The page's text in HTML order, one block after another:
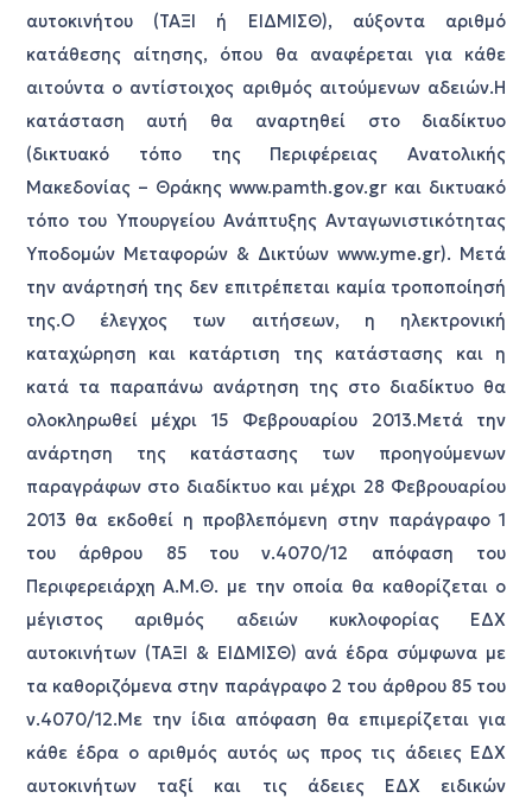
αυτοκινήτου (ΤΑΞΙ ή ΕΙΔΜΙΣΘ), αύξοντα αριθμό
κατάθεσης αίτησης, όπου θα αναφέρεται για κάθε
αιτούντα ο αντίστοιχος αριθμός αιτούμενων αδειών.Η
κατάσταση αυτή θα αναρτηθεί στο διαδίκτυο
(δικτυακό τόπο της Περιφέρειας Ανατολικής
Μακεδονίας – Θράκης www.pamth.gov.gr και δικτυακό
τόπο του Υπουργείου Ανάπτυξης Ανταγωνιστικότητας
Υποδομών Μεταφορών & Δικτύων www.yme.gr). Μετά
την ανάρτησή της δεν επιτρέπεται καμία τροποποίησή
της.Ο έλεγχος των αιτήσεων, η ηλεκτρονική
καταχώρηση και κατάρτιση της κατάστασης και η
κατά τα παραπάνω ανάρτηση της στο διαδίκτυο θα
ολοκληρωθεί μέχρι 15 Φεβρουαρίου 2013.Μετά την
ανάρτηση της κατάστασης των προηγούμενων
παραγράφων στο διαδίκτυο και μέχρι 28 Φεβρουαρίου
2013 θα εκδοθεί η προβλεπόμενη στην παράγραφο 1
του άρθρου 85 του ν.4070/12 απόφαση του
Περιφερειάρχη Α.Μ.Θ. με την οποία θα καθορίζεται ο
μέγιστος αριθμός αδειών κυκλοφορίας ΕΔΧ
αυτοκινήτων (ΤΑΞΙ & ΕΙΔΜΙΣΘ) ανά έδρα σύμφωνα με
τα καθοριζόμενα στην παράγραφο 2 του άρθρου 85 του
ν.4070/12.Με την ίδια απόφαση θα επιμερίζεται για
κάθε έδρα ο αριθμός αυτός ως προς τις άδειες ΕΔΧ
αυτοκινήτων ταξί και τις άδειες ΕΔΧ ειδικών